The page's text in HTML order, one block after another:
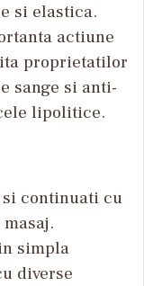
si elastica.
actiune
proprietatilor
sange si anti-
lipolitice.
continuati cu
simpla
diverse